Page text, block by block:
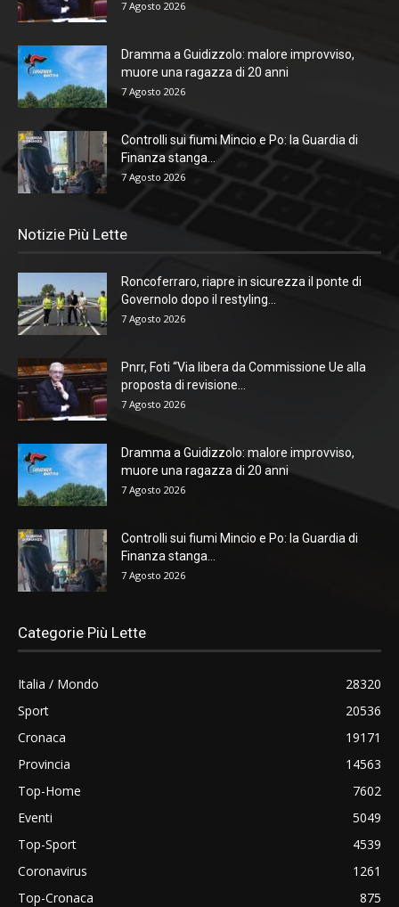
7 Agosto 2026
Dramma a Guidizzolo: malore improvviso,
muore una ragazza di 20 anni
7 Agosto 2026
Controlli sui fiumi Mincio e Po: la Guardia di
Finanza stanga...
7 Agosto 2026
Notizie Più Lette
Roncoferraro, riapre in sicurezza il ponte di
Governolo dopo il restyling...
7 Agosto 2026
Pnrr, Foti “Via libera da Commissione Ue alla
proposta di revisione...
7 Agosto 2026
Dramma a Guidizzolo: malore improvviso,
muore una ragazza di 20 anni
7 Agosto 2026
Controlli sui fiumi Mincio e Po: la Guardia di
Finanza stanga...
7 Agosto 2026
Categorie Più Lette
Italia / Mondo
28320
Sport
20536
Cronaca
19171
Provincia
14563
Top-Home
7602
Eventi
5049
Top-Sport
4539
Coronavirus
1261
Top-Cronaca
875